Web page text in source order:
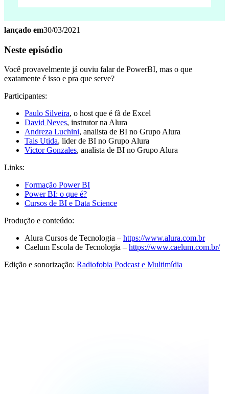
lançado em30/03/2021
Neste episódio
Você provavelmente já ouviu falar de PowerBI, mas o que
exatamente é isso e pra que serve?
Participantes:
Paulo Silveira, o host que é fã de Excel
David Neves, instrutor na Alura
Andreza Luchini, analista de BI no Grupo Alura
Tais Utida, lider de BI no Grupo Alura
Victor Gonzales, analista de BI no Grupo Alura
Links:
Formação Power BI
Power BI: o que é?
Cursos de BI e Data Science
Produção e conteúdo:
Alura Cursos de Tecnologia – https://www.alura.com.br
Caelum Escola de Tecnologia – https://www.caelum.com.br/
Edição e sonorização: Radiofobia Podcast e Multimídia